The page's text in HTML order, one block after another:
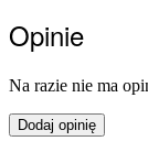
Opinie
Na razie nie ma
Dodaj opinię